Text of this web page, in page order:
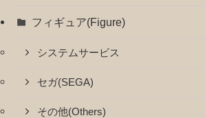
フィギュア(Figure)
システムサービス
セガ(SEGA)
その他(Others)